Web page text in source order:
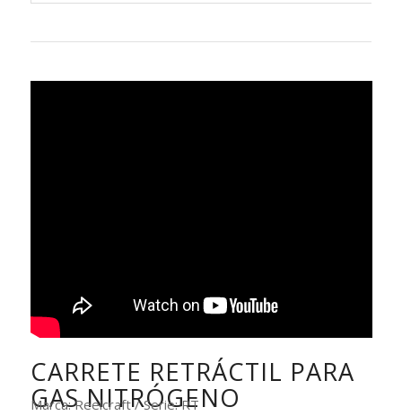
CARRETE RETRÁCTIL PARA
GAS NITRÓGENO
Marca: Reelcraft / Serie: RT